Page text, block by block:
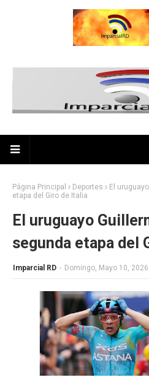
Página Principal Deportes
El
etapa del Giro de Italia
El uruguayo
segunda etapa del
Imparcial RD - Domingo, Mayo 10, 2026